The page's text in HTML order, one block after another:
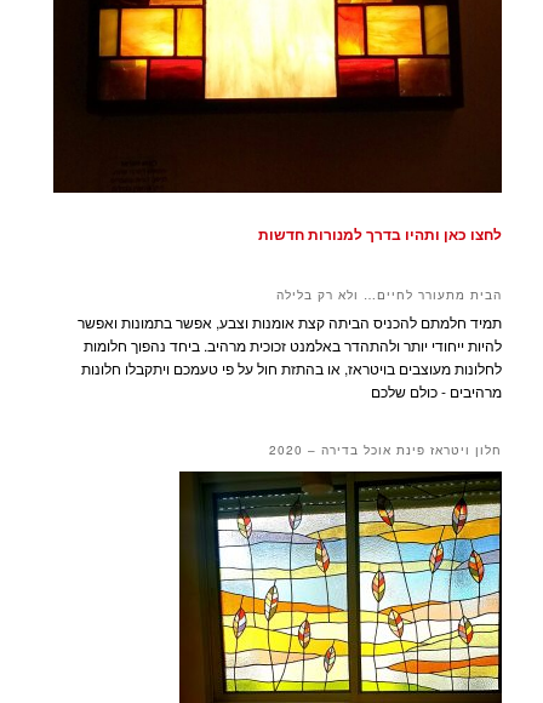
לחצו כאן ותהיו בדרך למנורות חדשות
הבית מתעורר לחיים… ולא רק בלילה
תמיד חלמתם להכניס הביתה קצת אומנות וצבע, אפשר בתמונות ואפשר
להיות ייחודי יותר ולהתהדר באלמנט זכוכית מרהיב. ביחד נהפוך חלומות
לחלונות מעוצבים בויטראז, או בהתזת חול על פי טעמכם ויתקבלו חלונות
מרהיבים - כולם שלכם
חלון ויטראז פינת אוכל בדירה – 2020